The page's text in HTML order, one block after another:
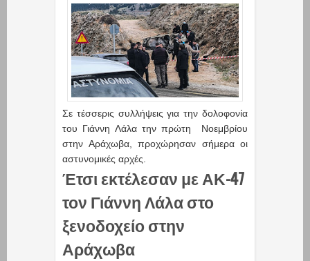
Σε τέσσερις συλλήψεις για την δολοφονία
του Γιάννη Λάλα την πρώτη Νοεμβρίου
στην Αράχωβα, προχώρησαν σήμερα οι
αστυνομικές αρχές.
Έτσι εκτέλεσαν με ΑΚ-47
τον Γιάννη Λάλα στο
ξενοδοχείο στην
Αράχωβα